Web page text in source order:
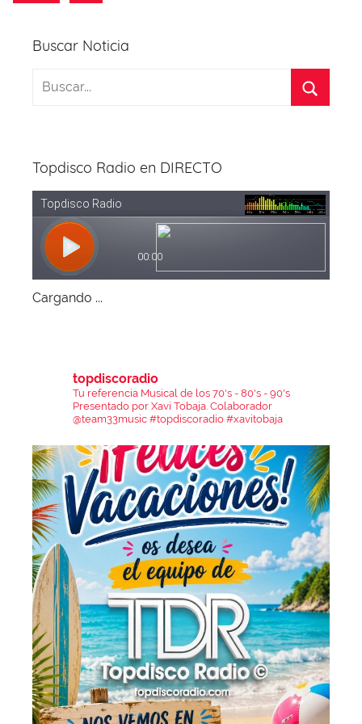
entradas
Buscar Noticia
Topdisco Radio en DIRECTO
Cargando ...
topdiscoradio
Tu referencia Musical de los 70's - 80's - 90's
Presentado por Xavi Tobaja. Colaborador
@team33music #topdiscoradio #xavitobaja